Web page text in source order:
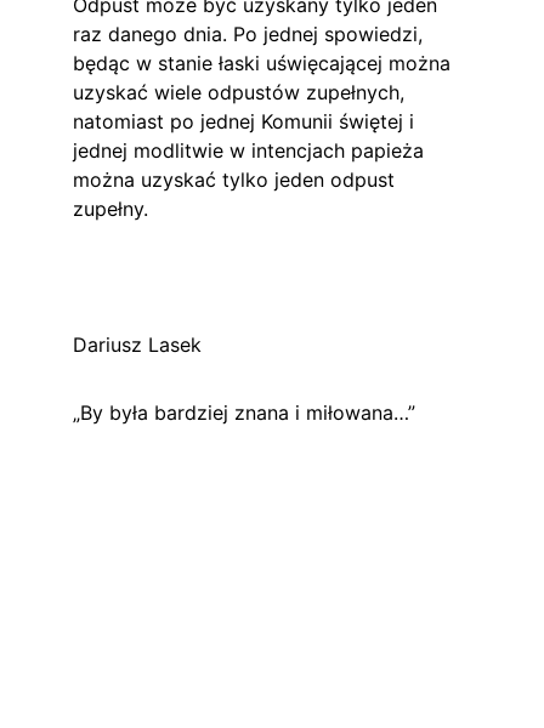
Odpust może być uzyskany tylko jeden
raz danego dnia. Po jednej spowiedzi,
będąc w stanie łaski uświęcającej można
uzyskać wiele odpustów zupełnych,
natomiast po jednej Komunii świętej i
jednej modlitwie w intencjach papieża
można uzyskać tylko jeden odpust
zupełny.
Dariusz Lasek
„By była bardziej znana i miłowana…”